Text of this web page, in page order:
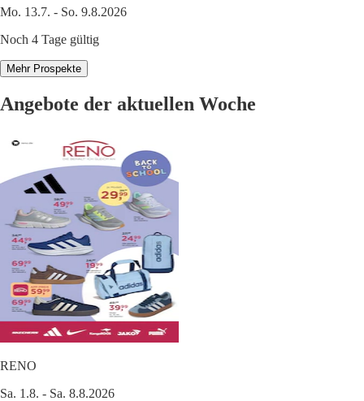
Mo. 13.7. - So. 9.8.2026
Noch 4 Tage gültig
Mehr Prospekte
Angebote der aktuellen Woche
RENO
Sa. 1.8. - Sa. 8.8.2026